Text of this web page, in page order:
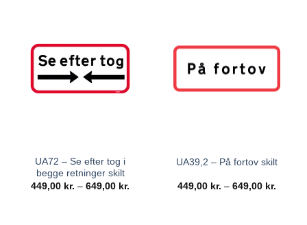
UA72 – Se efter tog i
begge retninger skilt
449,00 kr. – 649,00 kr.
UA39,2 – På fortov skilt
449,00 kr. – 649,00 kr.